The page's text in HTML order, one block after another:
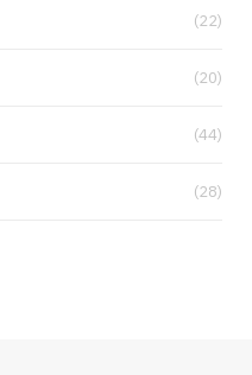
(22)
(20)
(44)
(28)